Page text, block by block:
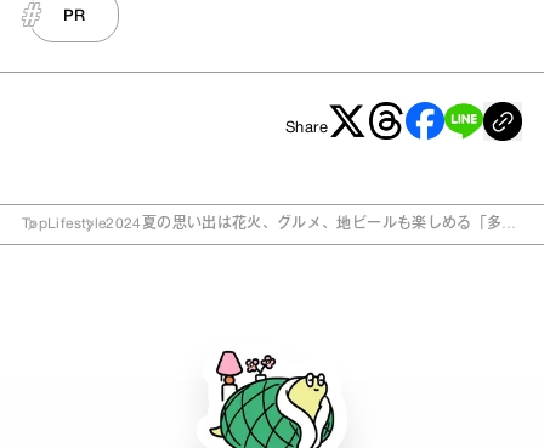
PR
Share
Top Lifestyle2024夏の思い出は花火、グルメ、地ビールも楽しめる「多摩